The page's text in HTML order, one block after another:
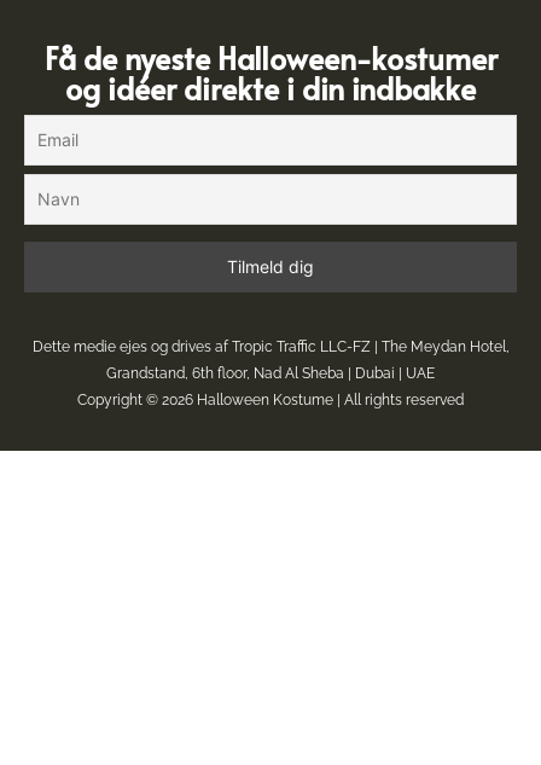
Få de nyeste Halloween-kostumer
og idéer direkte i din indbakke
Dette medie ejes og drives af Tropic Traffic LLC-FZ | The Meydan Hotel,
Grandstand, 6th floor, Nad Al Sheba | Dubai | UAE
Copyright © 2026 Halloween Kostume | All rights reserved